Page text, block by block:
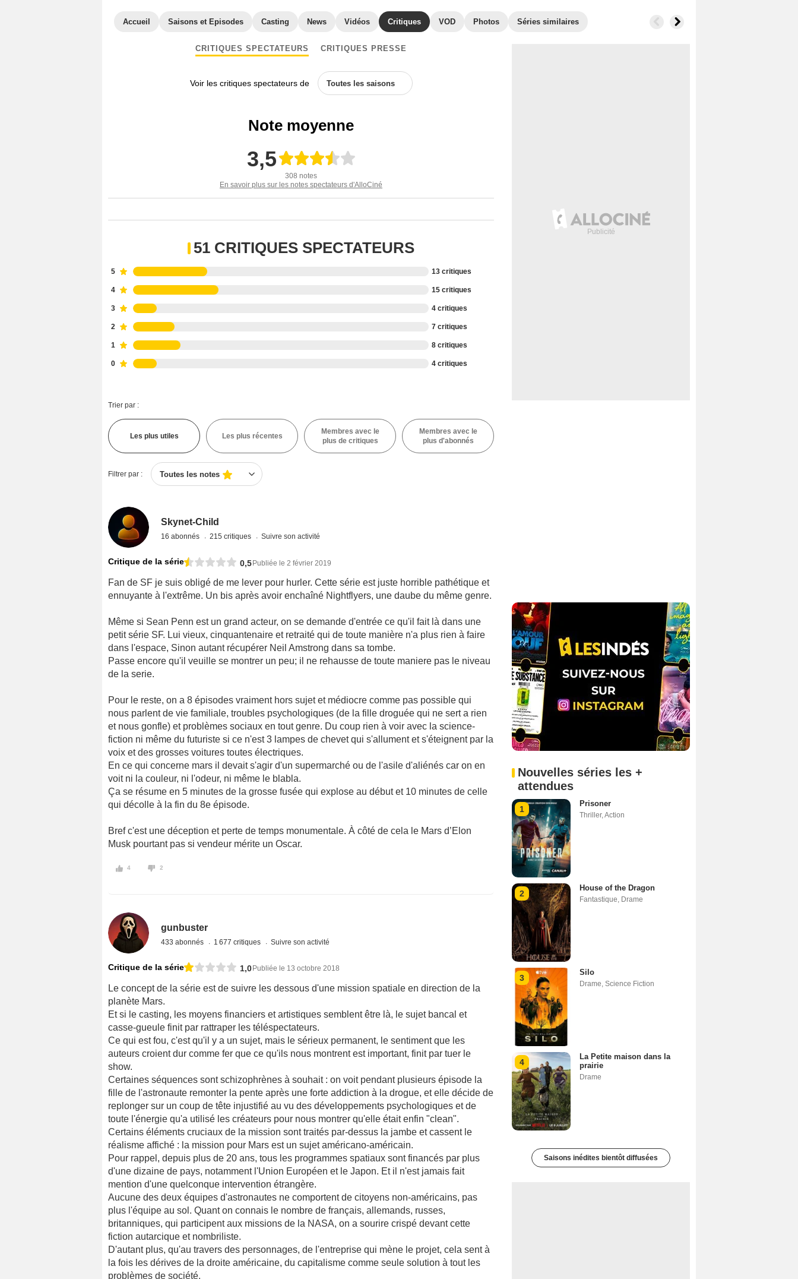
Accueil Saisons et Episodes Casting News Vidéos Critiques VOD Photos Séries similaires
CRITIQUES SPECTATEURS CRITIQUES PRESSE
Voir les critiques spectateurs de Toutes les saisons
Note moyenne
3,5
308 notes
En savoir plus sur les notes spectateurs d'AlloCiné
51 CRITIQUES SPECTATEURS
5 13 critiques
4 15 critiques
3 4 critiques
2 7 critiques
1 8 critiques
0 4 critiques
Trier par :
Les plus utiles Les plus récentes
Membres avec le
plus de critiques
Membres avec le
plus d'abonnés
Filtrer par : Toutes les notes
Skynet-Child
16 abonnés 215 critiques Suivre son activité
Critique de la série 0,5Publiée le 2 février 2019
Fan de SF je suis obligé de me lever pour hurler. Cette série est juste horrible pathétique et
ennuyante à l'extrême. Un bis après avoir enchaîné Nightflyers, une daube du même genre.
Même si Sean Penn est un grand acteur, on se demande d'entrée ce qu'il fait là dans une
petit série SF. Lui vieux, cinquantenaire et retraité qui de toute manière n'a plus rien à faire
dans l'espace, Sinon autant récupérer Neil Amstrong dans sa tombe.
Passe encore qu'il veuille se montrer un peu; il ne rehausse de toute maniere pas le niveau
de la serie.
Pour le reste, on a 8 épisodes vraiment hors sujet et médiocre comme pas possible qui
nous parlent de vie familiale, troubles psychologiques (de la fille droguée qui ne sert a rien
et nous gonfle) et problèmes sociaux en tout genre. Du coup rien à voir avec la science-
fiction ni même du futuriste si ce n'est 3 lampes de chevet qui s'allument et s'éteignent par la
voix et des grosses voitures toutes électriques.
En ce qui concerne mars il devait s'agir d'un supermarché ou de l'asile d'aliénés car on en
voit ni la couleur, ni l'odeur, ni même le blabla.
Ça se résume en 5 minutes de la grosse fusée qui explose au début et 10 minutes de celle
qui décolle à la fin du 8e épisode.
Bref c'est une déception et perte de temps monumentale. À côté de cela le Mars d’Elon
Musk pourtant pas si vendeur mérite un Oscar.
4 2
gunbuster
433 abonnés 1 677 critiques Suivre son activité
Critique de la série 1,0 Publiée le 13 octobre 2018
Le concept de la série est de suivre les dessous d'une mission spatiale en direction de la
planète Mars.
Et si le casting, les moyens financiers et artistiques semblent être là, le sujet bancal et
casse-gueule finit par rattraper les téléspectateurs.
Ce qui est fou, c'est qu'il y a un sujet, mais le sérieux permanent, le sentiment que les
auteurs croient dur comme fer que ce qu'ils nous montrent est important, finit par tuer le
show.
Certaines séquences sont schizophrènes à souhait : on voit pendant plusieurs épisode la
fille de l'astronaute remonter la pente après une forte addiction à la drogue, et elle décide de
replonger sur un coup de tête injustifié au vu des développements psychologiques et de
toute l'énergie qu'a utilisé les créateurs pour nous montrer qu'elle était enfin "clean".
Certains éléments cruciaux de la mission sont traités par-dessus la jambe et cassent le
réalisme affiché : la mission pour Mars est un sujet américano-américain.
Pour rappel, depuis plus de 20 ans, tous les programmes spatiaux sont financés par plus
d'une dizaine de pays, notamment l'Union Européen et le Japon. Et il n'est jamais fait
mention d'une quelconque intervention étrangère.
Aucune des deux équipes d'astronautes ne comportent de citoyens non-américains, pas
plus l'équipe au sol. Quant on connais le nombre de français, allemands, russes,
britanniques, qui participent aux missions de la NASA, on a sourire crispé devant cette
fiction autarcique et nombriliste.
D'autant plus, qu'au travers des personnages, de l'entreprise qui mène le projet, cela sent à
la fois les dérives de la droite américaine, du capitalisme comme seule solution à tout les
problèmes de société.
Nouvelles séries les +
attendues
1
Prisoner
Thriller,Action
2
House of the Dragon
Fantastique, Drame
3
Silo
Drame, Science Fiction
4
La Petite maison dans la
prairie
Drame
Saisons inédites bientôt diffusées